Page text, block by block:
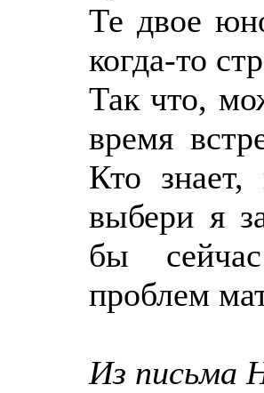
Те двое
когда-то
Так что,
время
Кто
выбери я
бы
проблем
Из письма